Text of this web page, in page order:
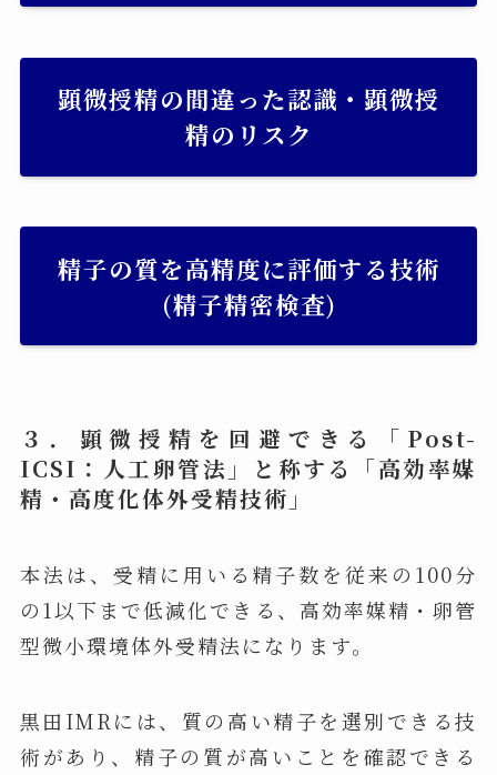
顕微授精の間違った認識・顕微授
精のリスク
精子の質を高精度に評価する技術
(精子精密検査)
３．顕微授精を回避できる「Post-
ICSI：人工卵管法」と称する「高効率媒
精・高度化体外受精技術」
本法は、受精に用いる精子数を従来の100分
の1以下まで低減化できる、高効率媒精・卵管
型微小環境体外受精法になります。
黒田IMRには、質の高い精子を選別できる技
術があり、精子の質が高いことを確認できる